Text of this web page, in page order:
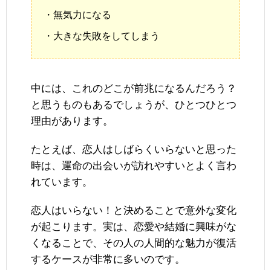
・無気力になる
・大きな失敗をしてしまう
中には、これのどこが前兆になるんだろう？
と思うものもあるでしょうが、ひとつひとつ
理由があります。
たとえば、恋人はしばらくいらないと思った
時は、運命の出会いが訪れやすいとよく言わ
れています。
恋人はいらない！と決めることで意外な変化
が起こります。実は、恋愛や結婚に興味がな
くなることで、その人の人間的な魅力が復活
するケースが非常に多いのです。